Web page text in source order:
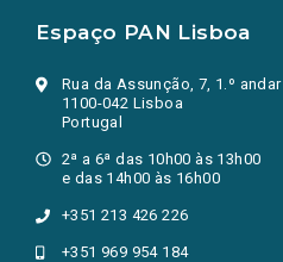
Espaço PAN Lisboa
Rua da Assunção, 7, 1.º andar
1100-042 Lisboa
Portugal
2ª a 6ª das 10h00 às 13h00
e das 14h00 às 16h00
+351 213 426 226
+351 969 954 184